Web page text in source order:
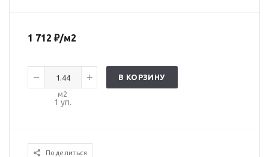
1 712 ₽/м2
м2
1 уп.
В КОРЗИНУ
Поделиться